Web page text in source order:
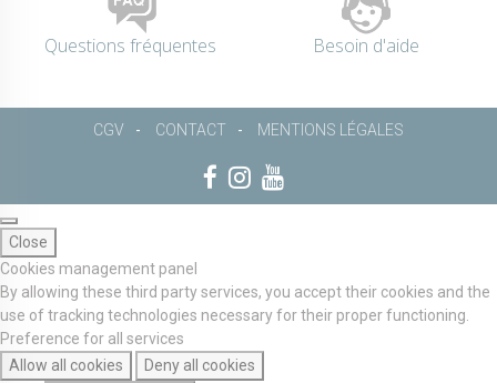
Questions fréquentes Besoin d'aide
CGV CONTACT MENTIONS LÉGALES
Close
Cookies management panel
By allowing these third party services, you accept their cookies and the
use of tracking technologies necessary for their proper functioning.
Preference for all services
Allow all cookies
Deny all cookies